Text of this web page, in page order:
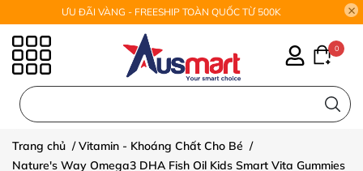
ƯU ĐÃI VÀNG - FREESHIP TOÀN QUỐC TỪ 500K
0
Trang chủ /Vitamin - Khoáng Chất Cho Bé /
Nature's Way Omega3 DHA Fish Oil Kids Smart Vita Gummies